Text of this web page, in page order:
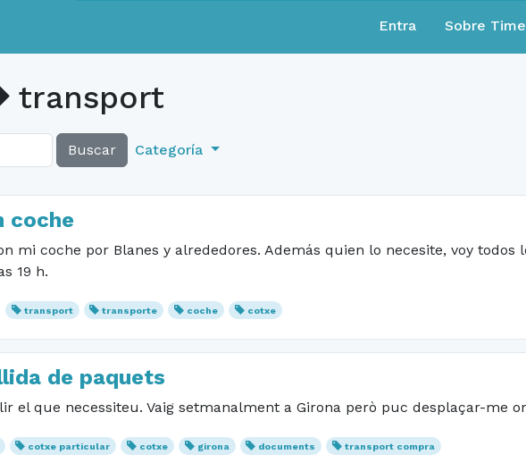
Entra Sobre
transport
Buscar Categoría
coche
mi coche por Blanes y alrededores. Además quien lo necesite, voy todos
19 h.
transport transporte coche cotxe
de paquets
el que necessiteu. Vaig setmanalment a Girona però puc desplaçar-me
cotxe particular cotxe girona documents transport compra